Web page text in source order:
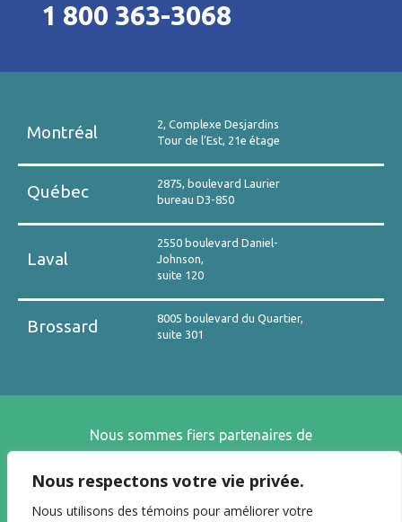
Nous respectons votre vie privée.
Nous utilisons des témoins pour améliorer votre
1 800 363-3068
Montréal
2, Complexe Desjardins
Tour de l’Est, 21e étage
Québec
2875, boulevard Laurier
bureau D3-850
Laval
2550 boulevard Daniel-
Johnson,
suite 120
Brossard
8005 boulevard du Quartier,
suite 301
Nous sommes fiers partenaires de